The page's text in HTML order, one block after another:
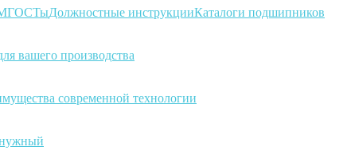
ГОСТыДолжностные инструкцииКаталоги подшипников
вашего производства
современной технологии
нужный